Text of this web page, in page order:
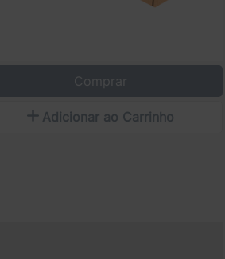
Comprar
Adicionar ao Carrinho